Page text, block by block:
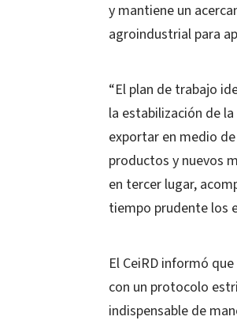
y mantiene un
agroindustrial para
“El plan de trabajo
la estabilización de
exportar en medio
productos y nuevos
en tercer lugar,
tiempo prudente los
El CeiRD informó
con un protocolo
indispensable de